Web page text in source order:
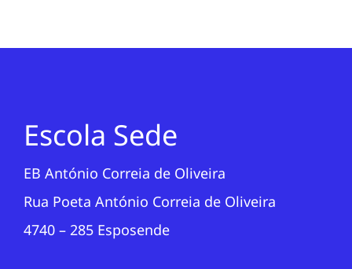
Escola Sede
EB António Correia de Oliveira
Rua Poeta António Correia de Oliveira
4740 – 285 Esposende